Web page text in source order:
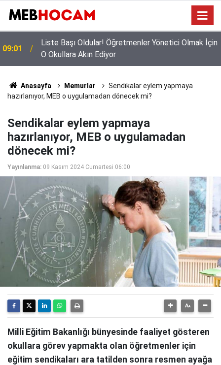
09:01
Liste Başı Oldular! Öğretmenler Yönetici Olmak İçin
O Okullara Akın Ediyor
Anasayfa Memurlar
Sendikalar eylem yapmaya
hazırlanıyor, MEB o uygulamadan dönecek mi?
Sendikalar eylem yapmaya
hazırlanıyor, MEB o uygulamadan
dönecek mi?
Yayınlanma: 09 Kasım 2024 Cumartesi 06:00
Milli Eğitim Bakanlığı bünyesinde faaliyet gösteren
okullara görev yapmakta olan öğretmenler için
eğitim sendikaları ara tatilden sonra resmen ayağa